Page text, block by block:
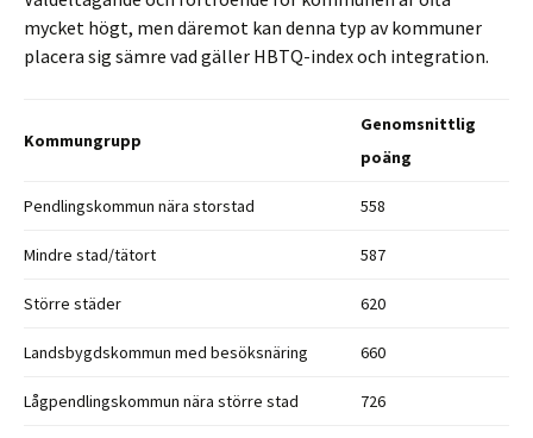
mycket högt, men däremot kan denna typ av kommuner
placera sig sämre vad gäller HBTQ-index och integration.
Kommungrupp
Genomsnittlig
poäng
Pendlingskommun nära storstad 558
Mindre stad/tätort 587
Större städer 620
Landsbygdskommun med besöksnäring 660
Lågpendlingskommun nära större stad 726